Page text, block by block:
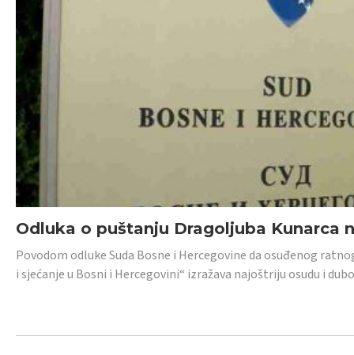
Odluka o puštanju Dragoljuba Kunarca
Povodom odluke Suda Bosne i Hercegovine da osuđenog
i sjećanje u Bosni i Hercegovini“ izražava najoštriju osudu i